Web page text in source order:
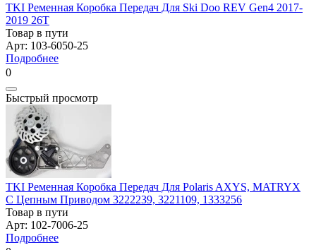
TKI Ременная Коробка Передач Для Ski Doo REV Gen4 2017-
2019 26T
Товар в пути
Арт: 103-6050-25
Подробнее
0
Быстрый просмотр
TKI Ременная Коробка Передач Для Polaris AXYS, MATRYX
С Цепным Приводом 3222239, 3221109, 1333256
Товар в пути
Арт: 102-7006-25
Подробнее